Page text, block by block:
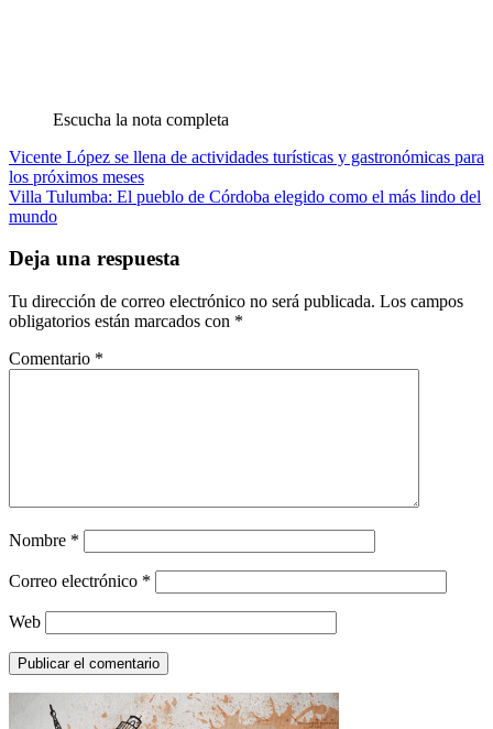
Escucha la nota completa
Navegación
de
entradas
Vicente López se llena de actividades turísticas y gastronómicas para
los próximos meses
Villa Tulumba: El pueblo de Córdoba elegido como el más lindo del
mundo
Deja una respuesta
Tu dirección de correo electrónico no será publicada. Los campos
obligatorios están marcados con *
Comentario *
Nombre *
Correo electrónico *
Web